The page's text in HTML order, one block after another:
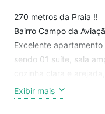
270 metros da Praia !!
Bairro Campo da
Excelente
sendo 01 suíte, sala
vaga na garagem. O
com piscina, salão de
Exibir mais